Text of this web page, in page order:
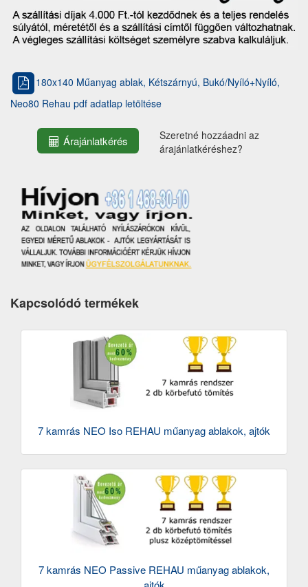
180x140 Műanyag ablak, Kétszárnyú, Bukó/Nyíló+Nyíló,
Neo80 Rehau pdf adatlap letöltése
Árajánlatkérés
Szeretné hozzáadni az
árajánlatkéréshez?
Kapcsolódó termékek
7 kamrás NEO Iso REHAU műanyag ablakok, ajtók
7 kamrás NEO Passive REHAU műanyag ablakok,